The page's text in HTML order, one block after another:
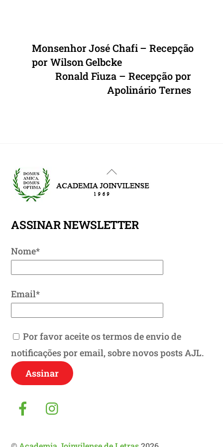
Monsenhor José Chafi – Recepção
por Wilson Gelbcke
Ronald Fiuza – Recepção por
Apolinário Ternes
Back
To
ASSINAR NEWSLETTER
Nome*
Email*
Por favor aceite os termos de envio de
notificações por email, sobre novos posts AJL.
Facebook